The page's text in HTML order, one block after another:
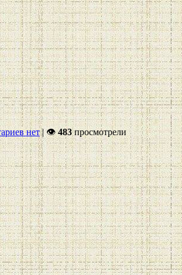
нет| 👁483просмотрели